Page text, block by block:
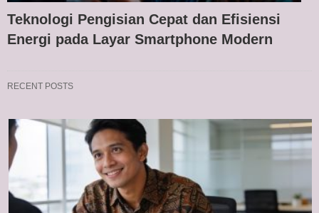
Teknologi Pengisian Cepat dan Efisiensi
Energi pada Layar Smartphone Modern
RECENT POSTS